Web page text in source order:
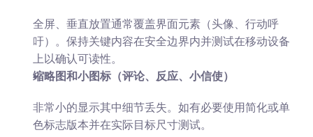
全屏、垂直放置通常覆盖界面元素（头像、行动呼
吁）。保持关键内容在安全边界内并测试在移动设备
上以确认可读性。
缩略图和小图标（评论、反应、小信使）
非常小的显示其中细节丢失。如有必要使用简化或单
色标志版本并在实际目标尺寸测试。